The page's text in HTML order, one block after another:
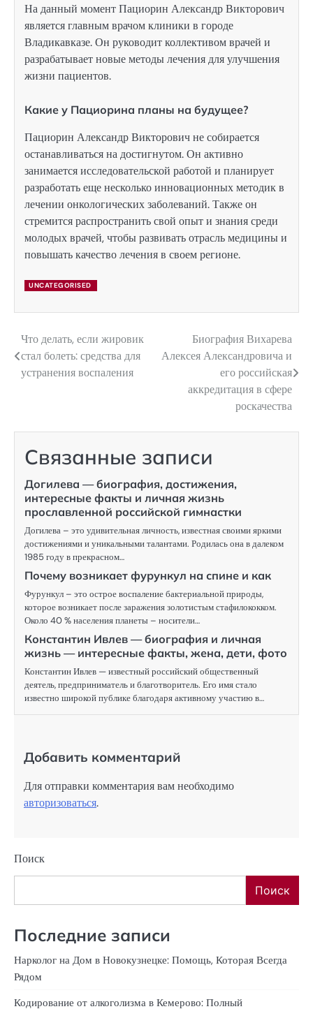
На данный момент Пациорин Александр Викторович
является главным врачом клиники в городе
Владикавказе. Он руководит коллективом врачей и
разрабатывает новые методы лечения для улучшения
жизни пациентов.
Какие у Пациорина планы на будущее?
Пациорин Александр Викторович не собирается
останавливаться на достигнутом. Он активно
занимается исследовательской работой и планирует
разработать еще несколько инновационных методик в
лечении онкологических заболеваний. Также он
стремится распространить свой опыт и знания среди
молодых врачей, чтобы развивать отрасль медицины и
повышать качество лечения в своем регионе.
UNCATEGORISED
Навигация
по
Что делать, если жировик
стал болеть: средства для
устранения воспаления
Биография Вихарева
Алексея Александровича и
его российская
аккредитация в сфере
роскачества
Связанные записи
Догилева — биография, достижения,
интересные факты и личная жизнь
прославленной российской гимнастки
Догилева – это удивительная личность, известная своими яркими
достижениями и уникальными талантами. Родилась она в далеком
1985 году в прекрасном…
Почему возникает фурункул на спине и как
Фурункул – это острое воспаление бактериальной природы,
которое возникает после заражения золотистым стафилококком.
Около 40 % населения планеты – носители…
Константин Ивлев — биография и личная
жизнь — интересные факты, жена, дети, фото
Константин Ивлев — известный российский общественный
деятель, предприниматель и благотворитель. Его имя стало
известно широкой публике благодаря активному участию в…
Добавить комментарий
Для отправки комментария вам необходимо
авторизоваться.
Поиск
Поиск
Последние записи
Нарколог на Дом в Новокузнецке: Помощь, Которая Всегда
Рядом
Кодирование от алкоголизма в Кемерово: Полный